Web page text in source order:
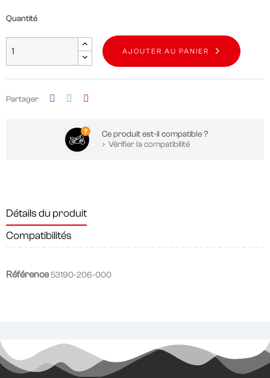
Quantité
AJOUTER AU PANIER
Partager
Ce produit est-il compatible ?
Vérifier la compatibilité
Détails du produit
Compatibilités
Référence53190-206-000